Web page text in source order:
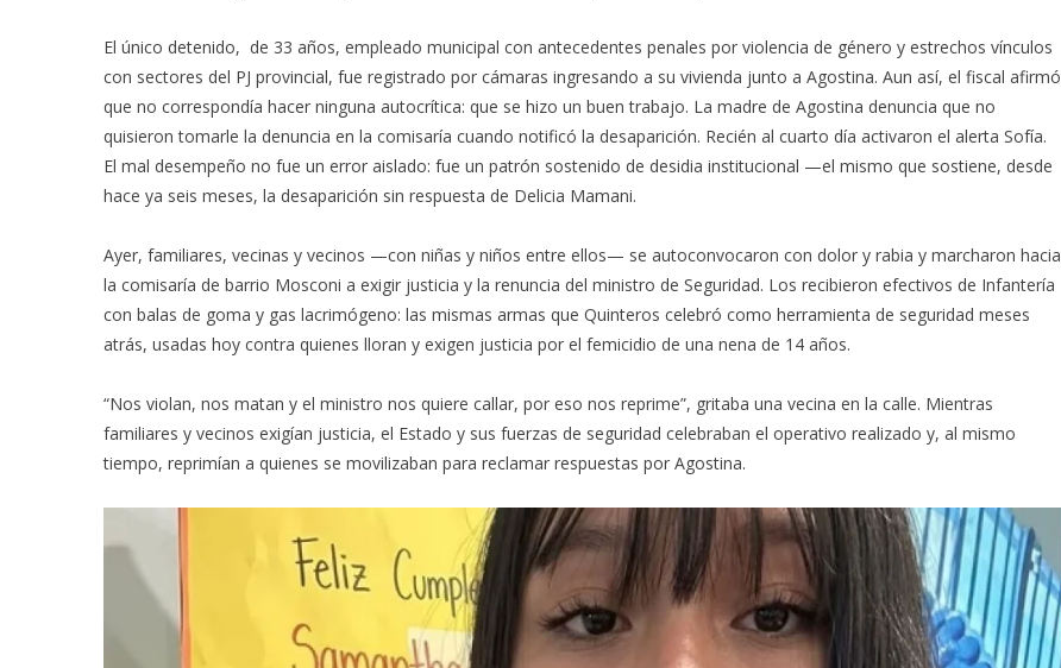
El único detenido, de 33 años, empleado municipal con antecedentes penales por violencia de género y estrechos vínculos
con sectores del PJ provincial, fue registrado por cámaras ingresando a su vivienda junto a Agostina. Aun así, el fiscal afirmó
que no correspondía hacer ninguna autocrítica: que se hizo un buen trabajo. La madre de Agostina denuncia que no
quisieron tomarle la denuncia en la comisaría cuando notificó la desaparición. Recién al cuarto día activaron el alerta Sofía.
El mal desempeño no fue un error aislado: fue un patrón sostenido de desidia institucional —el mismo que sostiene, desde
hace ya seis meses, la desaparición sin respuesta de Delicia Mamani.
Ayer, familiares, vecinas y vecinos —con niñas y niños entre ellos— se autoconvocaron con dolor y rabia y marcharon hacia
la comisaría de barrio Mosconi a exigir justicia y la renuncia del ministro de Seguridad. Los recibieron efectivos de Infantería
con balas de goma y gas lacrimógeno: las mismas armas que Quinteros celebró como herramienta de seguridad meses
atrás, usadas hoy contra quienes lloran y exigen justicia por el femicidio de una nena de 14 años.
“Nos violan, nos matan y el ministro nos quiere callar, por eso nos reprime”, gritaba una vecina en la calle. Mientras
familiares y vecinos exigían justicia, el Estado y sus fuerzas de seguridad celebraban el operativo realizado y, al mismo
tiempo, reprimían a quienes se movilizaban para reclamar respuestas por Agostina.